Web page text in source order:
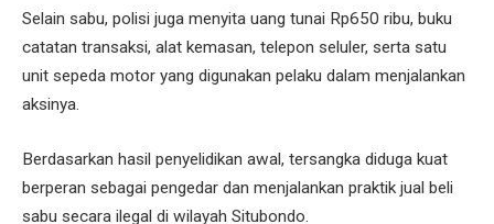
Selain sabu, polisi juga menyita uang tunai Rp650 ribu, buku
catatan transaksi, alat kemasan, telepon seluler, serta satu
unit sepeda motor yang digunakan pelaku dalam menjalankan
aksinya.
Berdasarkan hasil penyelidikan awal, tersangka diduga kuat
berperan sebagai pengedar dan menjalankan praktik jual beli
sabu secara ilegal di wilayah Situbondo.